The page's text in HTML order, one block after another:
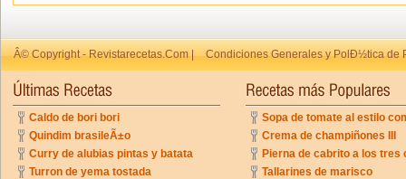
Â© Copyright - Revistarecetas.Com | Condiciones Generales y PolÐ½tica de
Caldo de bori bori
Quindim brasileÃ±o
Curry de alubias pintas y batata
Turron de yema tostada
Sopa de tomate al estilo
Crema de champiñones III
Pierna de cabrito a los tres
Tallarines de marisco